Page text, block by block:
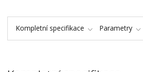
Kompletní specifikace Parametry